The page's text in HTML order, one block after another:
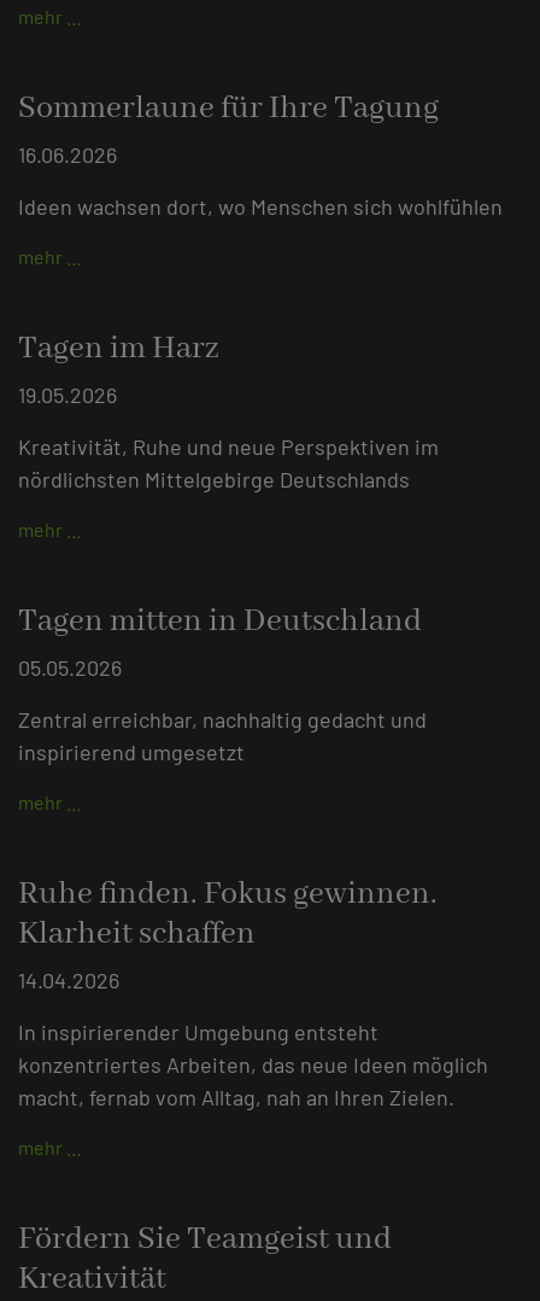
mehr …
Sommerlaune für Ihre Tagung
16.06.2026
Ideen wachsen dort, wo Menschen sich wohlfühlen
mehr …
Tagen im Harz
19.05.2026
Kreativität, Ruhe und neue Perspektiven im
nördlichsten Mittelgebirge Deutschlands
mehr …
Tagen mitten in Deutschland
05.05.2026
Zentral erreichbar, nachhaltig gedacht und
inspirierend umgesetzt
mehr …
Ruhe finden. Fokus gewinnen.
Klarheit schaffen
14.04.2026
In inspirierender Umgebung entsteht
konzentriertes Arbeiten, das neue Ideen möglich
macht, fernab vom Alltag, nah an Ihren Zielen.
mehr …
Fördern Sie Teamgeist und
Kreativität